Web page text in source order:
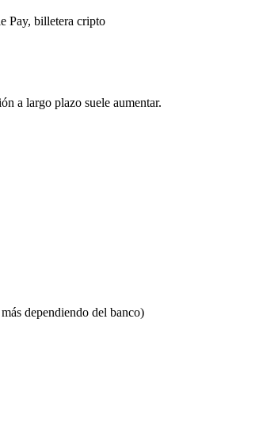
Pay, billetera cripto
a largo plazo suele aumentar.
dependiendo del banco)